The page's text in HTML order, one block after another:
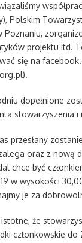
Polskim
Poznaniu,
projektu itd.
się na
dopełnione
stowarzyszenia i
przesłany
oraz z nową
chce być
w wysokości
je za
istotne, że
członkowskie